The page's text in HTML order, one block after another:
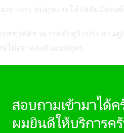
เบาบาง สมดุลและให้รสสัมผัสคง
รสชาติดีสามารถจับคู่รับประทาน
ได้อย่างลงตัวแบบสุดๆ